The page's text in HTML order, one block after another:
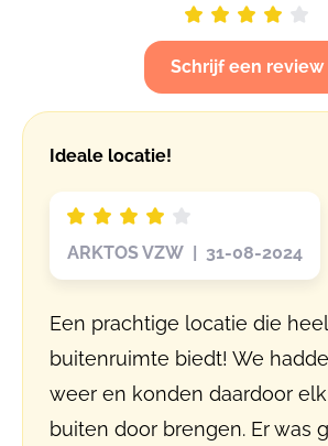
Schrijf een review
Ideale locatie!
ARKTOS VZW | 31-08-2024
Een prachtige locatie die
buitenruimte biedt! We
weer en konden daardoor
buiten door brengen. Er was